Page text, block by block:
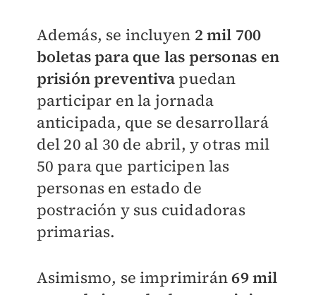
Además, se incluyen 2 mil 700
boletas para que las personas en
prisión preventiva puedan
participar en la jornada
anticipada, que se desarrollará
del 20 al 30 de abril, y otras mil
50 para que participen las
personas en estado de
postración y sus cuidadoras
primarias.
Asimismo, se imprimirán69 mil